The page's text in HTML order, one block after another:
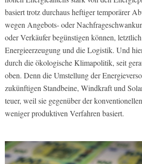
basiert trotz durchaus heftiger temporärer
wegen Angebots- oder
oder Verkäufer begünstigen können,
Energieerzeugung und die Logistik. Und
durch die ökologische Klimapolitik, seit
oben. Denn die Umstellung der
zukünftigen Standbeine, Windkraft und
teuer, weil sie gegenüber der
weniger produktiven Verfahren basiert.